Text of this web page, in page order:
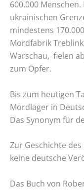
600.000
ukrainischen
mindestens
Mordfabrik
Warschau, fielen
zum Opfer.
Bis zum heutigen
Mordlager in
Das Synonym für
Zur Geschichte des
keine deutsche
Das Buch von